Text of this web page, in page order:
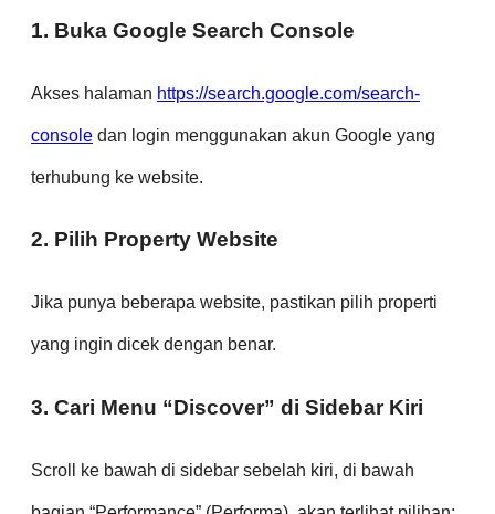
1. Buka Google Search Console
Akses halaman https://search.google.com/search-
console dan login menggunakan akun Google yang
terhubung ke website.
2. Pilih Property Website
Jika punya beberapa website, pastikan pilih properti
yang ingin dicek dengan benar.
3. Cari Menu “Discover” di Sidebar Kiri
Scroll ke bawah di sidebar sebelah kiri, di bawah